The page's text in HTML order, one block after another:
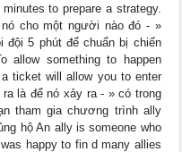
to prepare a strategy.
cho một người nào đó - »
đội 5 phút để chuẩn bị chiến
allow something to happen
ticket will allow you to enter
là để nó xảy ra - » có trong
tham gia chương trình ally
hộ An ally is someone who
happy to fin d many allies